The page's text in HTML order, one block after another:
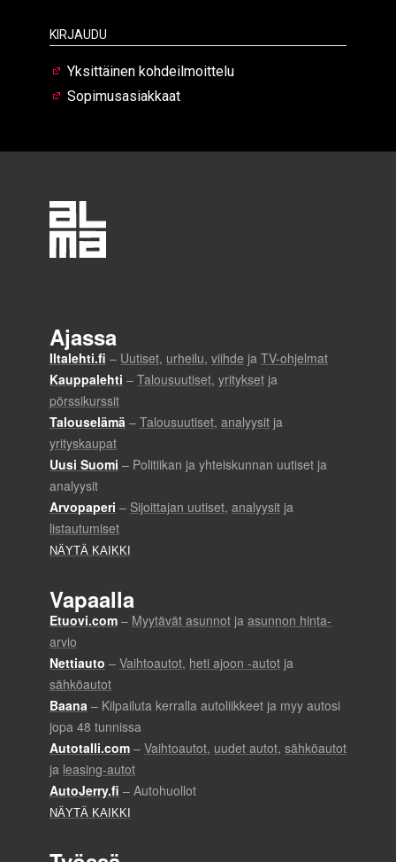
Kirjaudu
Yksittäinen kohdeilmoittelu
Sopimusasiakkaat